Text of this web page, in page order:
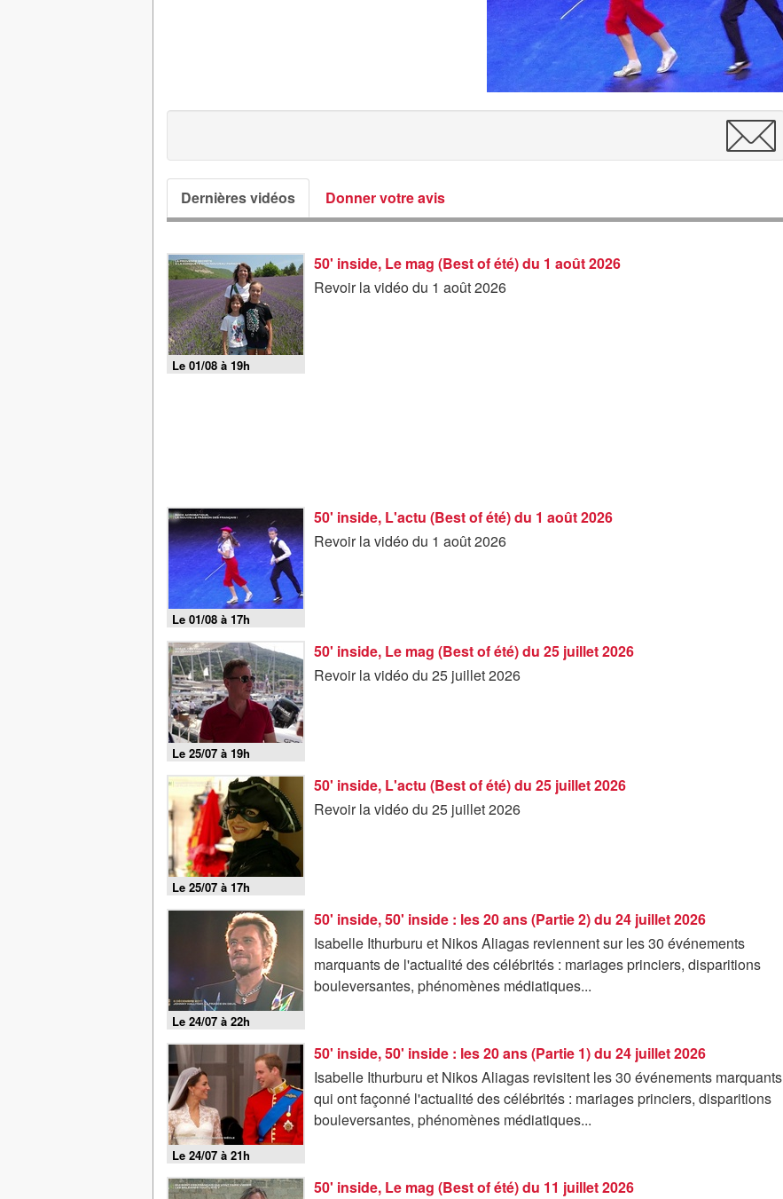
Dernières vidéos Donner votre avis
Le 01/08 à 19h
50' inside, Le mag (Best of été) du 1 août 2026
Revoir la vidéo du 1 août 2026
Le 01/08 à 17h
50' inside, L'actu (Best of été) du 1 août 2026
Revoir la vidéo du 1 août 2026
Le 25/07 à 19h
50' inside, Le mag (Best of été) du 25 juillet 2026
Revoir la vidéo du 25 juillet 2026
Le 25/07 à 17h
50' inside, L'actu (Best of été) du 25 juillet 2026
Revoir la vidéo du 25 juillet 2026
Le 24/07 à 22h
50' inside, 50' inside : les 20 ans (Partie 2) du 24 juillet 2026
Isabelle Ithurburu et Nikos Aliagas reviennent sur les 30 événements
marquants de l'actualité des célébrités : mariages princiers, disparitions
bouleversantes, phénomènes médiatiques...
Le 24/07 à 21h
50' inside, 50' inside : les 20 ans (Partie 1) du 24 juillet 2026
Isabelle Ithurburu et Nikos Aliagas revisitent les 30 événements marquants
qui ont façonné l'actualité des célébrités : mariages princiers, disparitions
bouleversantes, phénomènes médiatiques...
50' inside, Le mag (Best of été) du 11 juillet 2026